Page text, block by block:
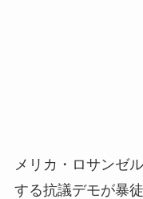
メリカ・ロサンゼ
する抗議デモが暴